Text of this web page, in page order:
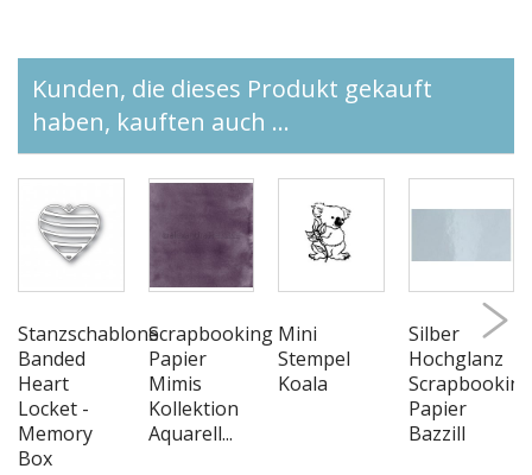
Kunden, die dieses Produkt gekauft
haben, kauften auch ...
Stanzschablone
Banded
Heart
Locket -
Memory
Box
Scrapbooking
Papier
Mimis
Kollektion
Aquarell...
Mini
Stempel
Koala
Silber
Hochglanz
Papier
Bazzill